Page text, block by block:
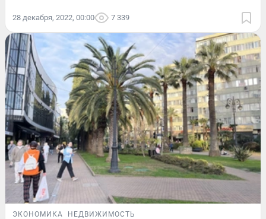
28 декабря, 2022, 00:00 7 339
ЭКОНОМИКА НЕДВИЖИМОСТЬ